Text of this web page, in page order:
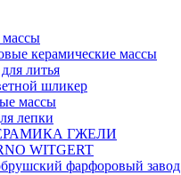
массы
керамические массы
литья
шликер
массы
лепки
ГЖЕЛИ
WITGERT
фарфоровый завод